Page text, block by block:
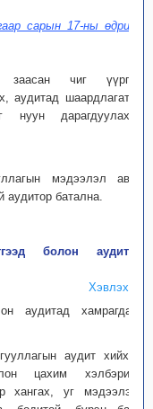
сарын 17-ны өдрийн
чиг үүргээ
аудитад шаардлагатай
нуун дарагдуулахыг
мэдээлэл авах
батална.
болон аудитад
Хэвлэх
аудитад хамрагдагч
аудит хийхэд
цахим хэлбэрийн
хангах, уг мэдээлэл,